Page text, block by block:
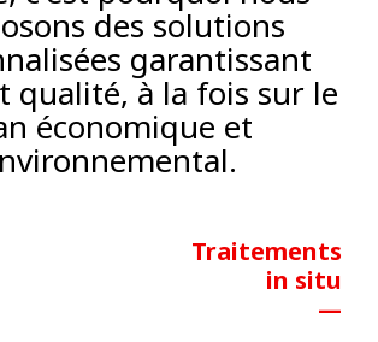
des solutions
garantissant
qualité, à la fois sur le
économique et
Traitements
in situ
—